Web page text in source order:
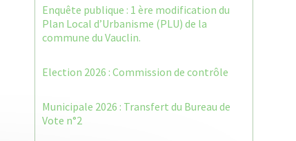
Enquête publique : 1 ère modification du
Plan Local d’Urbanisme (PLU) de la
commune du Vauclin.
Election 2026 : Commission de contrôle
Municipale 2026 : Transfert du Bureau de
Vote n°2